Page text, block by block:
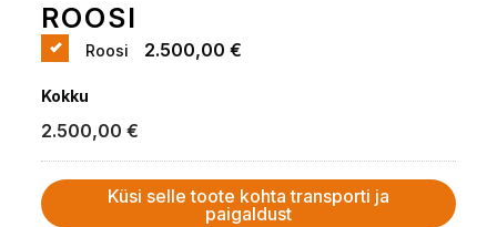
ROOSI
Roosi 2.500,00 €
Kokku
2.500,00 €
Küsi selle toote kohta transporti ja
paigaldust